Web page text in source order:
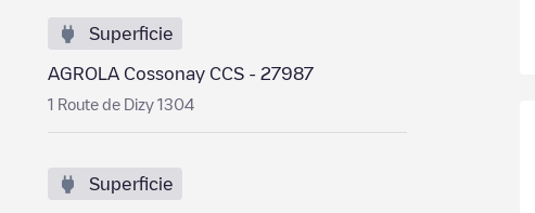
Superficie
AGROLA Cossonay CCS - 27987
1 Route de Dizy 1304
Superficie